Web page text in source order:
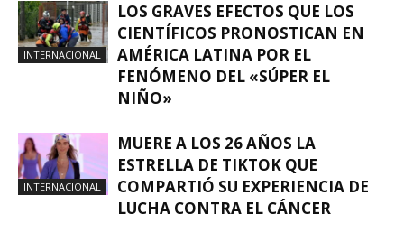
INTERNACIONAL
LOS GRAVES EFECTOS QUE LOS
CIENTÍFICOS PRONOSTICAN EN
AMÉRICA LATINA POR EL
FENÓMENO DEL «SÚPER EL
NIÑO»
INTERNACIONAL
MUERE A LOS 26 AÑOS LA
ESTRELLA DE TIKTOK QUE
COMPARTIÓ SU EXPERIENCIA DE
LUCHA CONTRA EL CÁNCER